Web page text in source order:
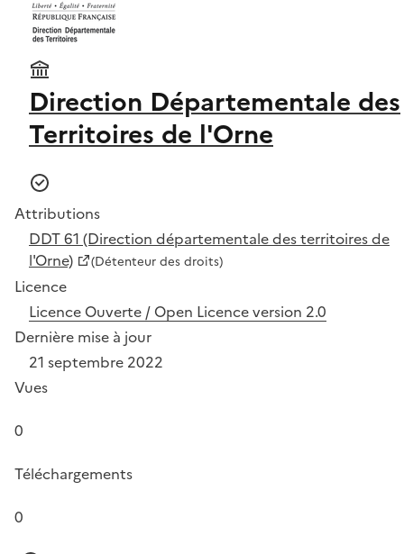
Direction Départementale des
Territoires de l'Orne
Attributions
DDT 61 (Direction départementale des territoires de
l'Orne)
(Détenteur des droits)
Licence
Licence Ouverte / Open Licence version 2.0
Dernière mise à jour
21 septembre 2022
Vues
0
Téléchargements
0